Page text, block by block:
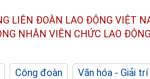
LIÊN ĐOÀN LAO ĐỘNG VIỆT
NHÂN VIÊN CHỨC LAO ĐỘNG
Công đoàn
Văn hóa - Giải trí